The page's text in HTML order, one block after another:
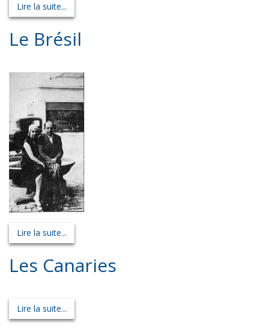
Lire la suite...
Le Brésil
Lire la suite...
Les Canaries
Lire la suite...